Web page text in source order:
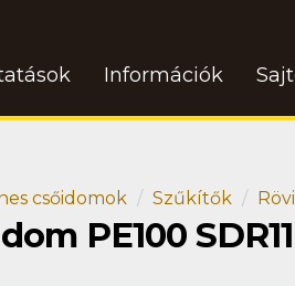
Információk
csőidomok Szűkítők
PE100 SDR11